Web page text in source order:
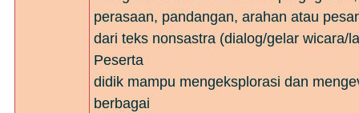
perasaan, pandangan, arahan atau
dari teks nonsastra (dialog/gelar wicara/
Peserta
didik mampu mengeksplorasi dan
berbagai